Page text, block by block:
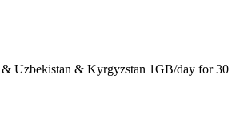
& Uzbekistan & Kyrgyzstan 1GB/day for 30